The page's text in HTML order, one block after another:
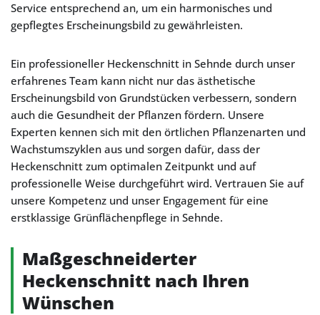
Service entsprechend an, um ein harmonisches und
gepflegtes Erscheinungsbild zu gewährleisten.
Ein professioneller Heckenschnitt in Sehnde durch unser
erfahrenes Team kann nicht nur das ästhetische
Erscheinungsbild von Grundstücken verbessern, sondern
auch die Gesundheit der Pflanzen fördern. Unsere
Experten kennen sich mit den örtlichen Pflanzenarten und
Wachstumszyklen aus und sorgen dafür, dass der
Heckenschnitt zum optimalen Zeitpunkt und auf
professionelle Weise durchgeführt wird. Vertrauen Sie auf
unsere Kompetenz und unser Engagement für eine
erstklassige Grünflächenpflege in Sehnde.
Maßgeschneiderter
Heckenschnitt nach Ihren
Wünschen